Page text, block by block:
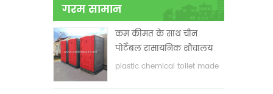
गरम सामान
कम कीमत के साथ चीन
पोर्टेबल रासायनिक शौचालय
plastic chemical toilet made